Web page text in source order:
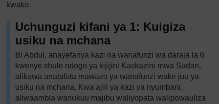
kwako.
Uchunguzi kifani ya 1: Kuigiza
usiku na mchana
Bi Abdul, anayefanya kazi na wanafunzi wa daraja la 6
kwenye shule ndogo ya kijijini Kaskazini mwa Sudan,
alikuwa anatafuta mawazo ya wanafunzi wake juu ya
usiku na mchana. Kwa ajili ya kazi ya nyumbani,
aliwaambia wanukuu majibu waliyopata walipowauliza